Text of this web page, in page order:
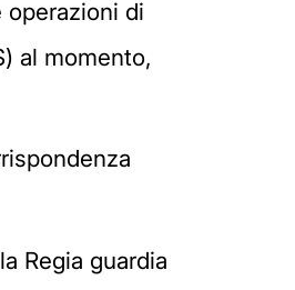
operazioni di
al momento,
Regia guardia